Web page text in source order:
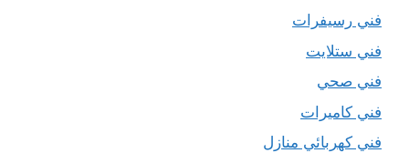
فني رسيفرات
فني ستلايت
فني صحي
فني كاميرات
فني كهربائي منازل